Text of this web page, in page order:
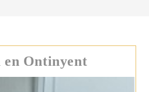
en Ontinyent